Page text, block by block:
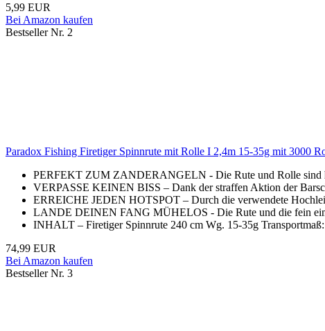
5,99 EUR
Bei Amazon kaufen
Bestseller Nr. 2
Paradox Fishing Firetiger Spinnrute mit Rolle I 2,4m 15-35g mit 3000
PERFEKT ZUM ZANDERANGELN - Die Rute und Rolle sind
VERPASSE KEINEN BISS – Dank der straffen Aktion der
ERREICHE JEDEN HOTSPOT – Durch die verwendete
LANDE DEINEN FANG MÜHELOS - Die Rute und die fein
INHALT – Firetiger Spinnrute 240 cm Wg. 15-35g
74,99 EUR
Bei Amazon kaufen
Bestseller Nr. 3